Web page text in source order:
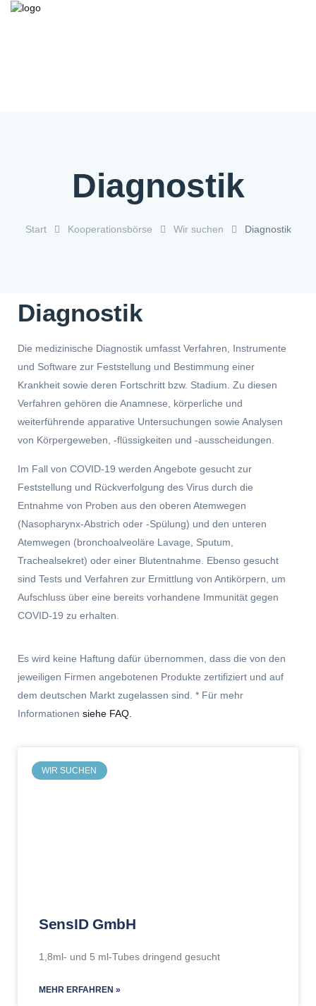
Diagnostik
Start Kooperationsbörse Wir suchen Diagnostik
Diagnostik
Die medizinische Diagnostik umfasst Verfahren, Instrumente
und Software zur Feststellung und Bestimmung einer
Krankheit sowie deren Fortschritt bzw. Stadium. Zu diesen
Verfahren gehören die Anamnese, körperliche und
weiterführende apparative Untersuchungen sowie Analysen
von Körpergeweben, -flüssigkeiten und -ausscheidungen.
Im Fall von COVID-19 werden Angebote gesucht zur
Feststellung und Rückverfolgung des Virus durch die
Entnahme von Proben aus den oberen Atemwegen
(Nasopharynx-Abstrich oder -Spülung) und den unteren
Atemwegen (bronchoalveoläre Lavage, Sputum,
Trachealsekret) oder einer Blutentnahme. Ebenso gesucht
sind Tests und Verfahren zur Ermittlung von Antikörpern, um
Aufschluss über eine bereits vorhandene Immunität gegen
COVID-19 zu erhalten.
Es wird keine Haftung dafür übernommen, dass die von den
jeweiligen Firmen angebotenen Produkte zertifiziert und auf
dem deutschen Markt zugelassen sind. * Für mehr
Informationen siehe FAQ
WIR SUCHEN
SensID GmbH
1,8ml- und 5 ml-Tubes dringend gesucht
MEHR ERFAHREN »